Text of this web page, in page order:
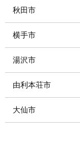
秋田市
横手市
湯沢市
由利本荘市
大仙市